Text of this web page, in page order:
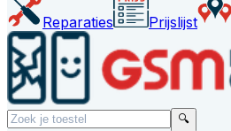
Reparaties Prijslijst
🔍